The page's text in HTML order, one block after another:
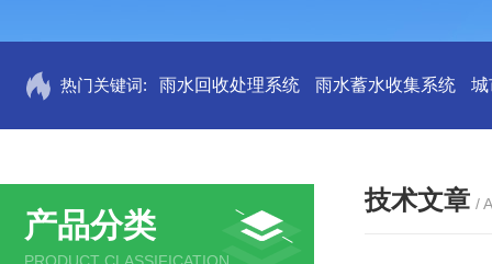
热门关键词: 雨水回收处理系统 雨水蓄水收集系统 城
产品分类
技术文章 /